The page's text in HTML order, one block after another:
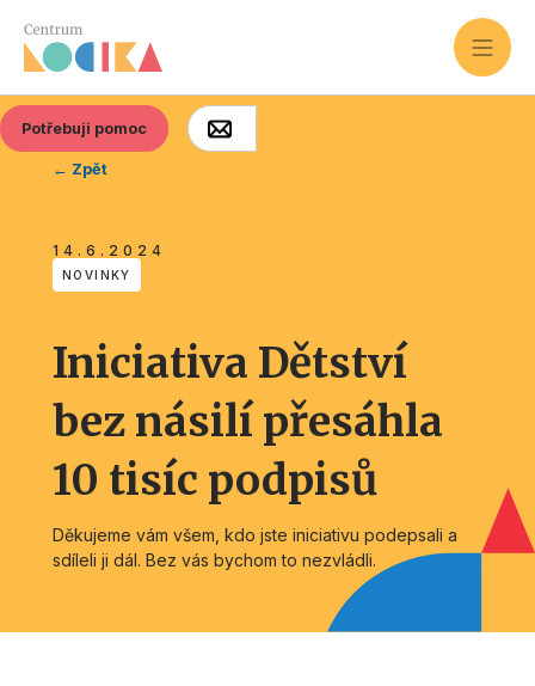
Potřebuji pomoc
← Zpět
14.6.2024
NOVINKY
Iniciativa Dětství
bez násilí přesáhla
10 tisíc podpisů
Děkujeme vám všem, kdo jste iniciativu podepsali a
sdíleli ji dál. Bez vás bychom to nezvládli.